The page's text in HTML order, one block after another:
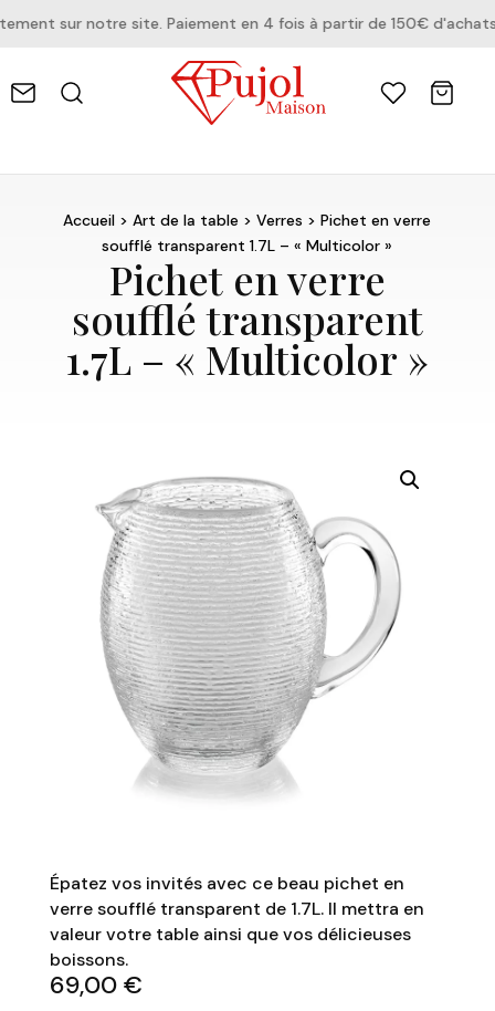
sur notre site. Paiement en 4 fois à partir de 150€ d'achats.
Accueil >Art de la table >Verres > Pichet en verre
soufflé transparent 1.7L – « Multicolor »
Pichet en verre
soufflé transparent
1.7L – « Multicolor »
Épatez vos invités avec ce beau pichet en
verre soufflé transparent de 1.7L. Il mettra en
valeur votre table ainsi que vos délicieuses
boissons.
69,00 €